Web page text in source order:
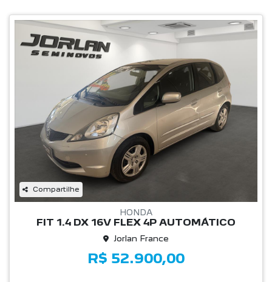
Compartilhe
HONDA
FIT 1.4 DX 16V FLEX 4P AUTOMÁTICO
Jorlan France
R$ 52.900,00